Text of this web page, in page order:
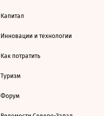
Капитал
Инновации и технологии
Как потратить
Туризм
Форум